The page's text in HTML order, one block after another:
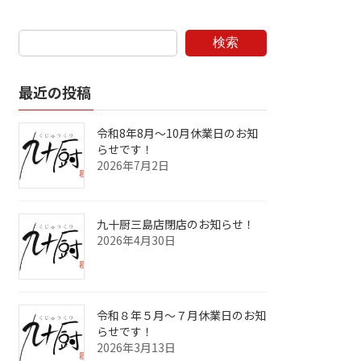
検索
最近の投稿
令和8年8月～10月休業日のお知
らせです！
2026年7月2日
九十厨三島店閉店のお知らせ！
2026年4月30日
令和８年５月～７月休業日のお知
らせです！
2026年3月13日